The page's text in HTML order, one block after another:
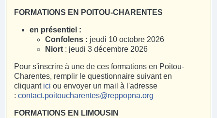
FORMATIONS EN POITOU-CHARENTES
en présentiel :
Confolens : jeudi 10 octobre 2026
Niort : jeudi 3 décembre 2026
Pour s'inscrire à une de ces formations en Poitou-
Charentes, remplir le questionnaire suivant en
cliquant ici ou envoyer un mail à l'adresse
: contact.poitoucharentes@reppopna.org
FORMATIONS EN LIMOUSIN